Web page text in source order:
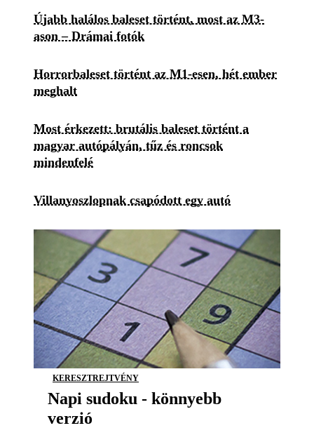
Újabb halálos baleset történt, most az M3-
ason – Drámai fotók
Horrorbaleset történt az M1-esen, hét ember
meghalt
Most érkezett: brutális baleset történt a
magyar autópályán, tűz és roncsok
mindenfelé
Villanyoszlopnak csapódott egy autó
KERESZTREJTVÉNY
Napi sudoku - könnyebb
verzió